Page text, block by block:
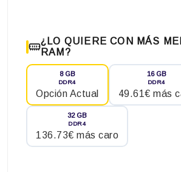
¿LO QUIERE CON MÁS
RAM?
8 GB
DDR4
Opción Actual
16 GB
DDR4
49.61€ más
32 GB
DDR4
136.73€ más caro